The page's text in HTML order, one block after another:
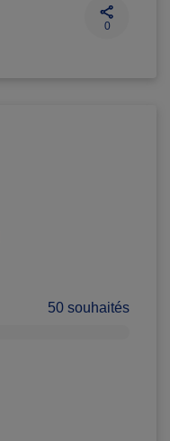
0
50 souhaités